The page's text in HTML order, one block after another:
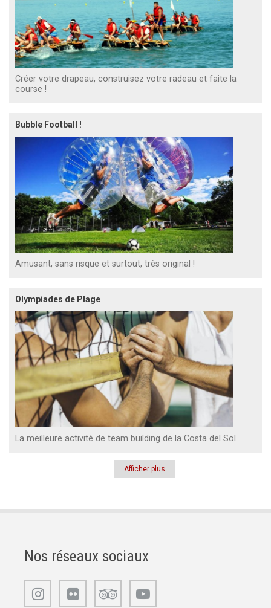
Créer votre drapeau, construisez votre radeau et faite la
course !
Bubble Football !
Amusant, sans risque et surtout, très original !
Olympiades de Plage
La meilleure activité de team building de la Costa del Sol
Afficher plus
Nos réseaux sociaux